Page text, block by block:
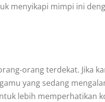
menyikapi mimpi ini
orang terdekat. Jika
yang sedang
lebih memperhatikan